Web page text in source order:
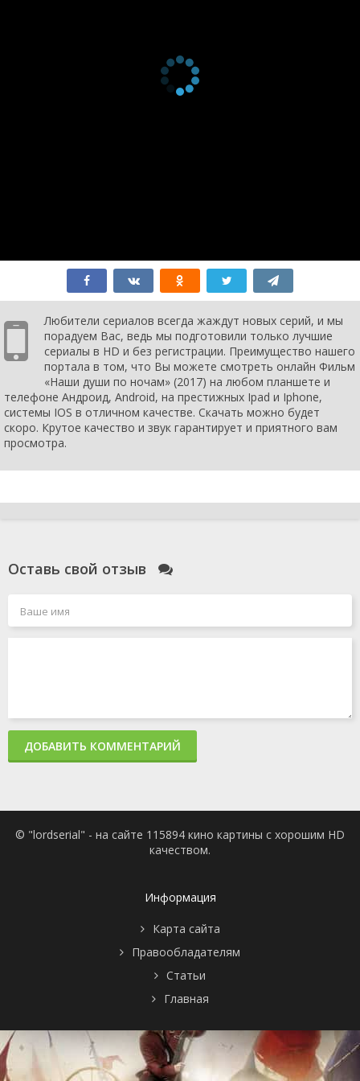
Любители сериалов всегда жаждут новых серий, и мы
порадуем Вас, ведь мы подготовили только лучшие
сериалы в HD и без регистрации. Преимущество нашего
портала в том, что Вы можете смотреть онлайн Фильм
«Наши души по ночам» (2017) на любом планшете и
телефоне Андроид, Android, на престижных Ipad и Iphone,
системы IOS в отличном качестве. Скачать можно будет
скоро. Крутое качество и звук гарантирует и приятного вам
просмотра.
Оставь свой отзыв
ДОБАВИТЬ КОММЕНТАРИЙ
© "lordserial" - на сайте 115894 кино картины с хорошим HD
качеством.
Информация
Карта сайта
Правообладателям
Статьи
Главная